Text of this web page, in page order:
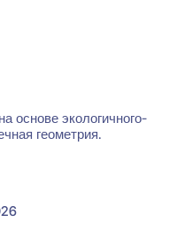
основе экологичного-
геометрия.